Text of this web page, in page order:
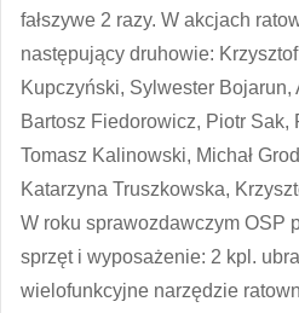
fałszywe 2 razy. W akcjach
następujący druhowie:
Kupczyński, Sylwester
Bartosz Fiedorowicz, Piotr Sak,
Tomasz Kalinowski, Michał
Katarzyna Truszkowska,
W roku sprawozdawczym OSP
sprzęt i wyposażenie: 2 kpl.
wielofunkcyjne narzędzie